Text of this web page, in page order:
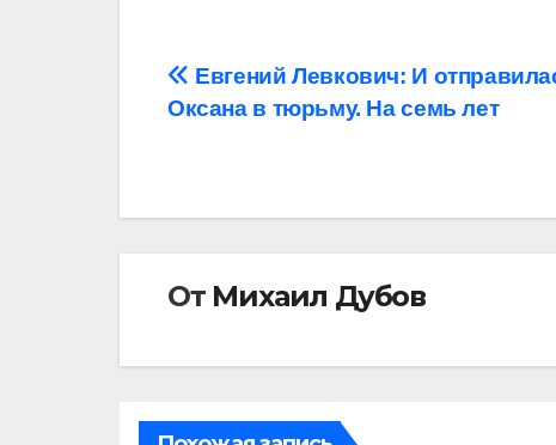
Навигация
Евгений Левкович: И
Оксана в тюрьму. На семь лет
От Михаил Дубов